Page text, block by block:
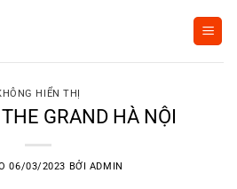
HIỂN THỊ
GRAND HÀ NỘI
06/03/2023 BỞI ADMIN